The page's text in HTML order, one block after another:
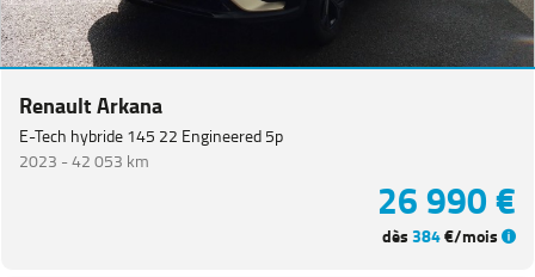
Renault Arkana
E-Tech hybride 145 22 Engineered 5p
2023 -42 053 km
26 990 €
dès384€/mois